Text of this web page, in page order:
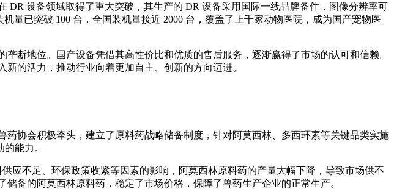
设备领域取得了重大突破，其生产的 DR 设备采用国际一线品牌备件，图像分辨率可
量已突破 100 台，全国装机量接近 2000 台，覆盖了上千家动物医院，成为国产宠物医
断地位。国产设备凭借其高性价比和优质的售后服务，逐渐赢得了市场的认可和信赖。
的活力，推动行业向着更加自主、创新的方向迈进。
协会积极牵头，建立了原料药战略储备制度，针对阿莫西林、多西环素等关键品类实施
能力。
应不足、环保政策收紧等因素的影响，阿莫西林原料药的产量大幅下降，导致市场供不
备的阿莫西林原料药，稳定了市场价格，保障了兽药生产企业的正常生产。